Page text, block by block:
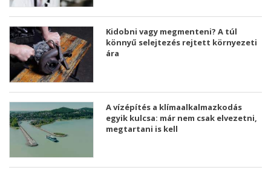
Kidobni vagy megmenteni? A túl
könnyű selejtezés rejtett környezeti
ára
A vízépítés a klímaalkalmazkodás
egyik kulcsa: már nem csak elvezetni,
megtartani is kell